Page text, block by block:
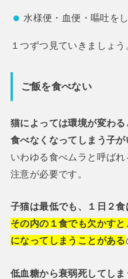
水様便・血便・嘔吐を
１つずつ見ていきましょう
ご飯を食べない
猫によっては環境が変わ
食べなくなってしまう子が
いわゆる食べムラと呼ば
注意が必要です。
子猫は最低でも、１日２
その内の１食でも欠かす
になってしまうことがある
低血糖から衰弱死してし